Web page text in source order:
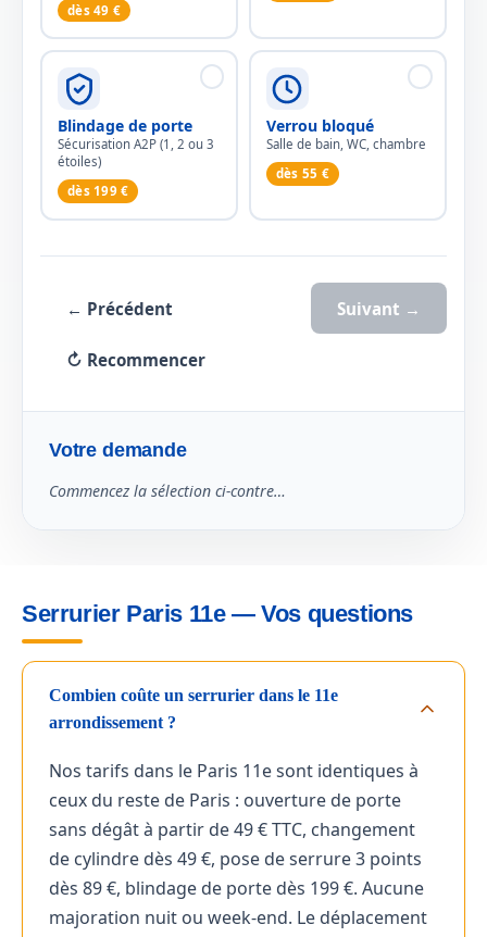
dès 49 €
Blindage de porte
Sécurisation A2P (1, 2 ou 3
étoiles)
dès 199 €
Verrou bloqué
Salle de bain, WC, chambre
dès 55 €
← Précédent Suivant →
↻ Recommencer
Votre demande
Commencez la sélection ci-contre…
Serrurier Paris 11e — Vos questions
Combien coûte un serrurier dans le 11e
arrondissement ?
Nos tarifs dans le Paris 11e sont identiques à
ceux du reste de Paris : ouverture de porte
sans dégât à partir de 49 € TTC, changement
de cylindre dès 49 €, pose de serrure 3 points
dès 89 €, blindage de porte dès 199 €. Aucune
majoration nuit ou week-end. Le déplacement